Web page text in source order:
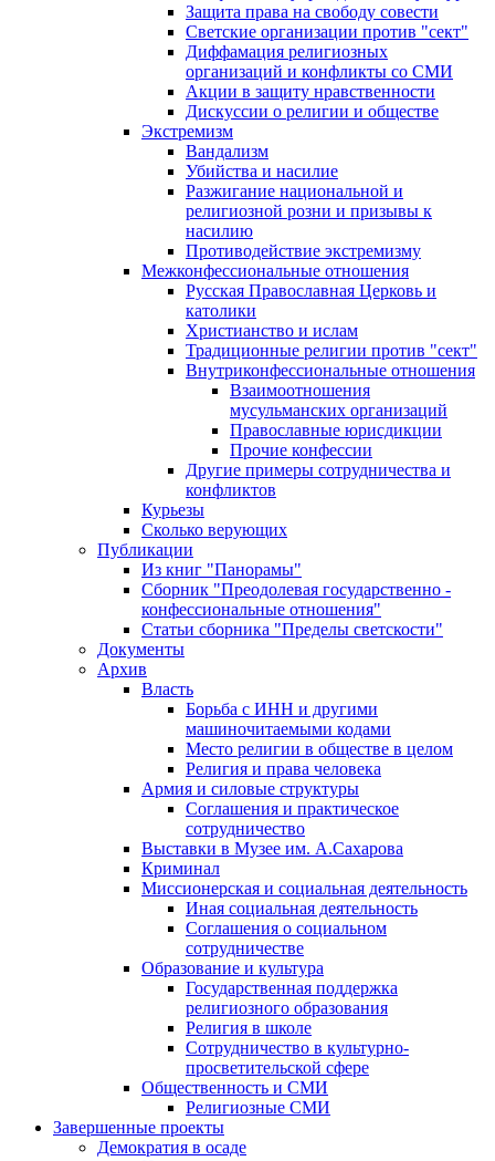
Защита права на свободу совести
Светские организации против "сект"
Диффамация религиозных
организаций и конфликты со СМИ
Акции в защиту нравственности
Дискуссии о религии и обществе
Экстремизм
Вандализм
Убийства и насилие
Разжигание национальной и
религиозной розни и призывы к
насилию
Противодействие экстремизму
Межконфессиональные отношения
Русская Православная Церковь и
католики
Христианство и ислам
Традиционные религии против "сект"
Внутриконфессиональные отношения
Взаимоотношения
мусульманских организаций
Православные юрисдикции
Прочие конфессии
Другие примеры сотрудничества и
конфликтов
Курьезы
Сколько верующих
Публикации
Из книг "Панорамы"
Сборник "Преодолевая государственно -
конфессиональные отношения"
Статьи сборника "Пределы светскости"
Документы
Архив
Власть
Борьба с ИНН и другими
машиночитаемыми кодами
Место религии в обществе в целом
Религия и права человека
Армия и силовые структуры
Соглашения и практическое
сотрудничество
Выставки в Музее им. А.Сахарова
Криминал
Миссионерская и социальная деятельность
Иная социальная деятельность
Соглашения о социальном
сотрудничестве
Образование и культура
Государственная поддержка
религиозного образования
Религия в школе
Сотрудничество в культурно-
просветительской сфере
Общественность и СМИ
Религиозные СМИ
Завершенные проекты
Демократия в осаде